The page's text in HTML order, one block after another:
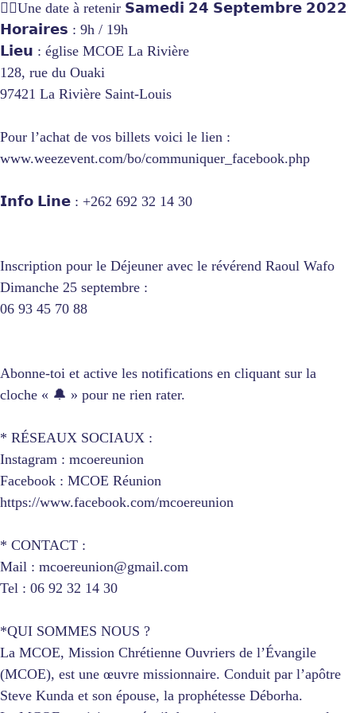
👉🏻Une date à retenir 𝗦𝗮𝗺𝗲𝗱𝗶 𝟮𝟰 𝗦𝗲𝗽𝘁𝗲𝗺𝗯𝗿𝗲 𝟮𝟬𝟮𝟮
𝗛𝗼𝗿𝗮𝗶𝗿𝗲𝘀 : 9h / 19h
𝗟𝗶𝗲𝘂 : église MCOE La Rivière
128, rue du Ouaki
97421 La Rivière Saint-Louis
Pour l’achat de vos billets voici le lien :
www.weezevent.com/bo/communiquer_facebook.php
𝗜𝗻𝗳𝗼 𝗟𝗶𝗻𝗲 : +262 692 32 14 30
Inscription pour le Déjeuner avec le révérend Raoul Wafo
Dimanche 25 septembre :
06 93 45 70 88
Abonne-toi et active les notifications en cliquant sur la
cloche « 🔔 » pour ne rien rater.
* RÉSEAUX SOCIAUX :
Instagram : mcoereunion
Facebook : MCOE Réunion
https://www.facebook.com/mcoereunion
* CONTACT :
Mail : mcoereunion@gmail.com
Tel : 06 92 32 14 30
*QUI SOMMES NOUS ?
La MCOE, Mission Chrétienne Ouvriers de l’Évangile
(MCOE), est une œuvre missionnaire. Conduit par l’apôtre
Steve Kunda et son épouse, la prophétesse Déborha.